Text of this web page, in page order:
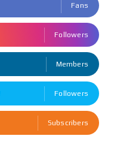
Fans
Followers
Members
Followers
Subscribers